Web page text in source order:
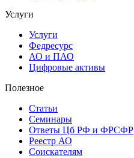
Услуги
Услуги
Федресурс
АО и ПАО
Цифровые активы
Полезное
Статьи
Cеминары
Ответы Цб РФ и ФРСФР
Реестр АО
Соискателям